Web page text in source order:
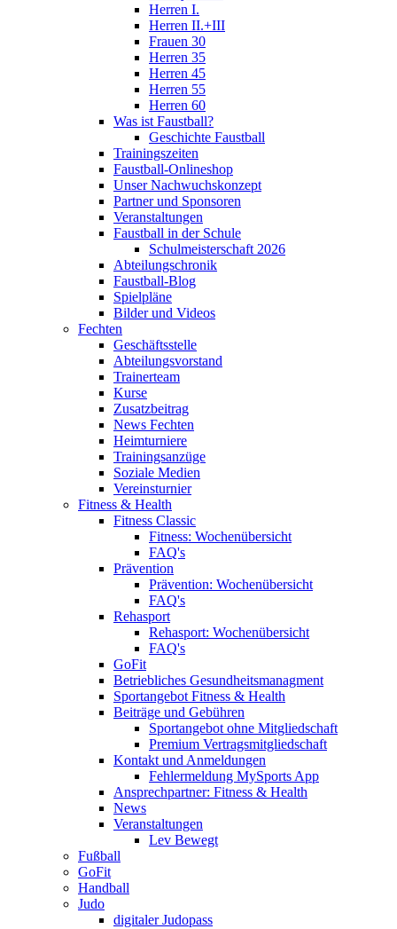
Herren I.
Herren II.+III
Frauen 30
Herren 35
Herren 45
Herren 55
Herren 60
Was ist Faustball?
Geschichte Faustball
Trainingszeiten
Faustball-Onlineshop
Unser Nachwuchskonzept
Partner und Sponsoren
Veranstaltungen
Faustball in der Schule
Schulmeisterschaft 2026
Abteilungschronik
Faustball-Blog
Spielpläne
Bilder und Videos
Fechten
Geschäftsstelle
Abteilungsvorstand
Trainerteam
Kurse
Zusatzbeitrag
News Fechten
Heimturniere
Trainingsanzüge
Soziale Medien
Vereinsturnier
Fitness & Health
Fitness Classic
Fitness: Wochenübersicht
FAQ's
Prävention
Prävention: Wochenübersicht
FAQ's
Rehasport
Rehasport: Wochenübersicht
FAQ's
GoFit
Betriebliches Gesundheitsmanagment
Sportangebot Fitness & Health
Beiträge und Gebühren
Sportangebot ohne Mitgliedschaft
Premium Vertragsmitgliedschaft
Kontakt und Anmeldungen
Fehlermeldung MySports App
Ansprechpartner: Fitness & Health
News
Veranstaltungen
Lev Bewegt
Fußball
GoFit
Handball
Judo
digitaler Judopass